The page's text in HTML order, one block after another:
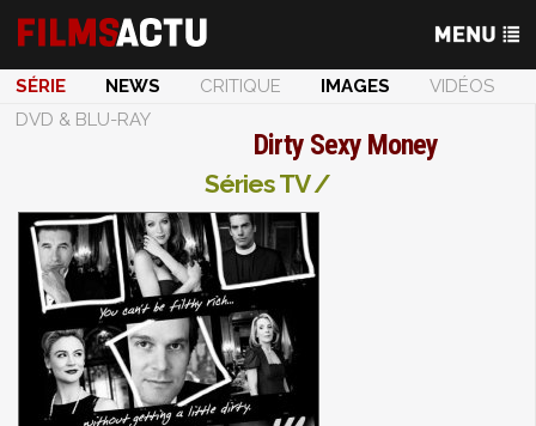
SÉRIE NEWS CRITIQUE IMAGES
VIDÉOS
DVD & BLU-RAY
Dirty Sexy Money
Séries TV /